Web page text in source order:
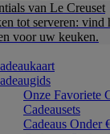
van Le Creuset
tot serveren: vind
voor uw keuken.
Onze Favoriete
Cadeausets
Cadeaus Onder